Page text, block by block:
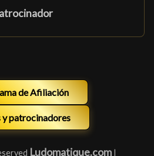
de Afiliación
y patrocinadores
Ludomatique.com |